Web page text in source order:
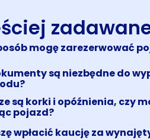
mogę zarezerwować
są niezbędne do
są korki i opóźnienia, czy
pojazd?
wpłacić kaucję za